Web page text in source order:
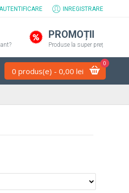
AUTENTIFICARE INREGISTRARE
PROMOȚII
Produse la super preț
0 produs(e) - 0,00 lei
0